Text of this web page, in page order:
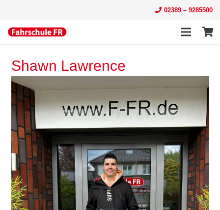
02389 – 9285500
Shawn Lawrence